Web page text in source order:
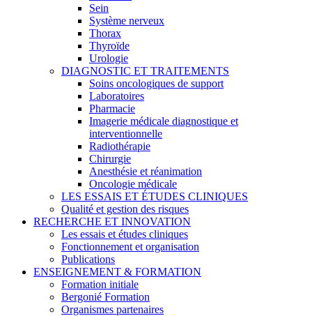
Sein
Système nerveux
Thorax
Thyroïde
Urologie
DIAGNOSTIC ET TRAITEMENTS
Soins oncologiques de support
Laboratoires
Pharmacie
Imagerie médicale diagnostique et
interventionnelle
Radiothérapie
Chirurgie
Anesthésie et réanimation
Oncologie médicale
LES ESSAIS ET ÉTUDES CLINIQUES
Qualité et gestion des risques
RECHERCHE ET INNOVATION
Les essais et études cliniques
Fonctionnement et organisation
Publications
ENSEIGNEMENT & FORMATION
Formation initiale
Bergonié Formation
Organismes partenaires